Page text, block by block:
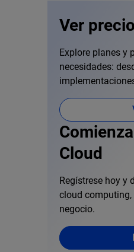
Ver
Explore planes y
necesidades:
Cloud
Regístrese hoy y
cloud computing,
negocio.